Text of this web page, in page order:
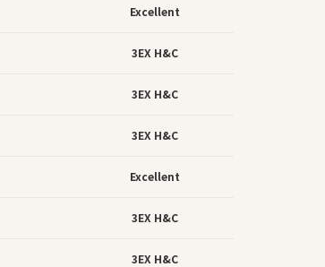
Excellent
3EX H&C
3EX H&C
3EX H&C
Excellent
3EX H&C
3EX H&C